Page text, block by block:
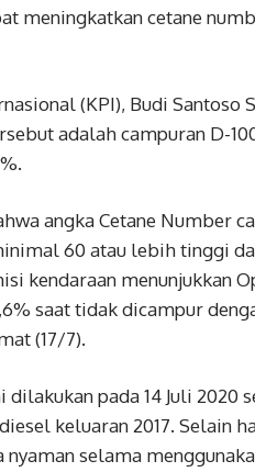
meningkatkan cetane
(KPI), Budi Santoso
adalah campuran D-
angka Cetane Number
60 atau lebih tinggi
kendaraan menunjukkan
saat tidak dicampur
(17/7).
pada 14 Juli 2020
keluaran 2017. Selain
selama